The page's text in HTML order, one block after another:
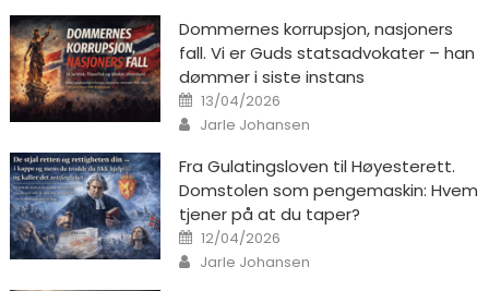
Dommernes korrupsjon, nasjoners
fall. Vi er Guds statsadvokater – han
dømmer i siste instans
Posted on
13/04/2026
Author
Jarle Johansen
Fra Gulatingsloven til Høyesterett.
Domstolen som pengemaskin: Hvem
tjener på at du taper?
Posted on
12/04/2026
Author
Jarle Johansen